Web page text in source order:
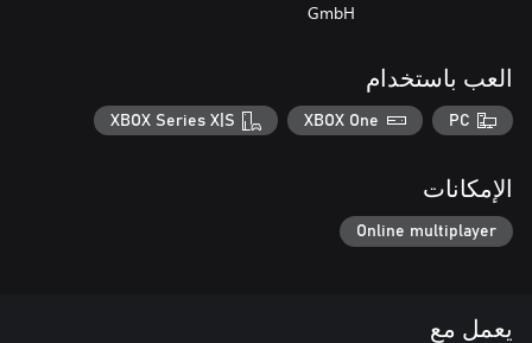
GmbH
العب باستخدام
PC
XBOX One
XBOX Series X|S
الإمكانات
Online multiplayer
يعمل مع